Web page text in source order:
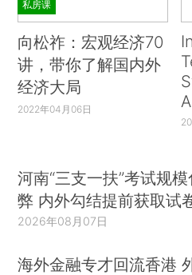
私房课
向松祚：宏观经济70
讲，带你了解国内外
经济大局
2022年04月06日
河南“三支一扶”考试规
弊 内外勾结提前获取试
2026年08月07日
海外金融专才回流香港